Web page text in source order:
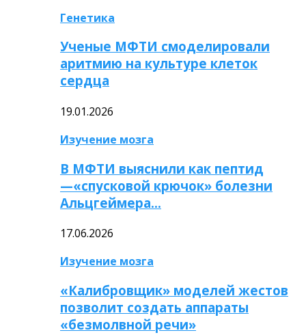
Генетика
Ученые МФТИ смоделировали
аритмию на культуре клеток
сердца
19.01.2026
Изучение мозга
В МФТИ выяснили как пептид
—«спусковой крючок» болезни
Альцгеймера…
17.06.2026
Изучение мозга
«Калибровщик» моделей жестов
позволит создать аппараты
«безмолвной речи»